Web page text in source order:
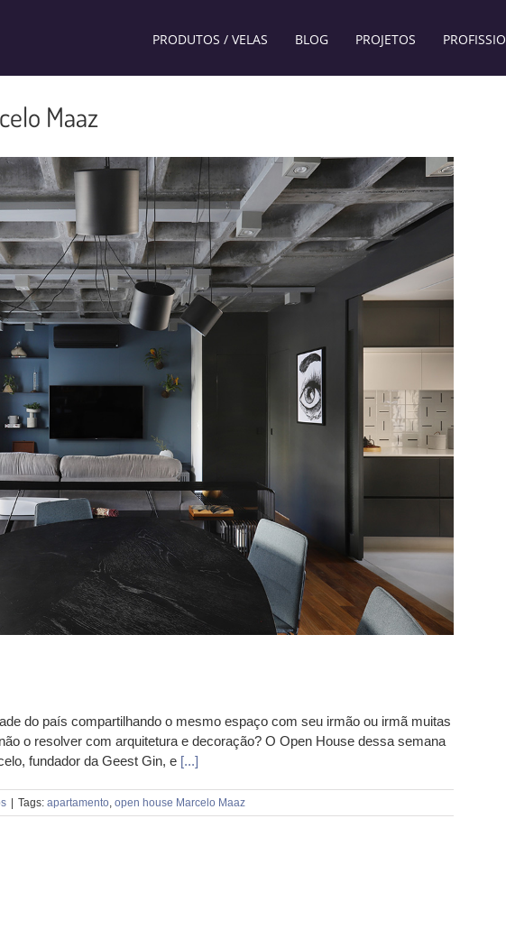
PRODUTOS / VELAS BLOG PROJETOS
Maaz
do país compartilhando o mesmo espaço com seu irmão ou irmã muitas
o resolver com arquitetura e decoração? O Open House dessa semana
fundador da Geest Gin, e [...]
Tags: apartamento, open house Marcelo Maaz